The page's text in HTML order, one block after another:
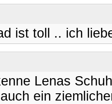
ist toll .. ich
Lenas
ein